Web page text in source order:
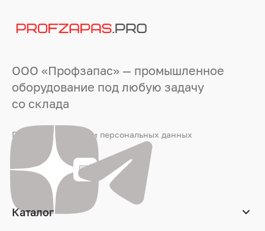
ООО «Профзапас» — промышленное
оборудование под любую задачу
со склада
Политика обработки персональных данных
Каталог